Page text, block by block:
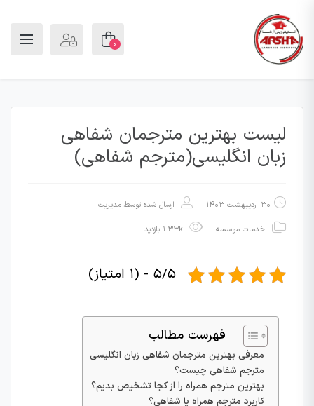
0
لیست بهترین مترجمان شفاهی
زبان انگلیسی(مترجم شفاهی)
30 اردیبهشت 1403 ارسال شده توسط مدیریت
خدمات موسسه
5/5 - (1 امتیاز)
فهرست مطالب
معرفی بهترین مترجمان شفاهی زبان انگلیسی
مترجم شفاهی چیست؟
بهترین مترجم همراه را از کجا تشخیص بدیم؟
کاربرد مترجم همراه یا شفاهی؟